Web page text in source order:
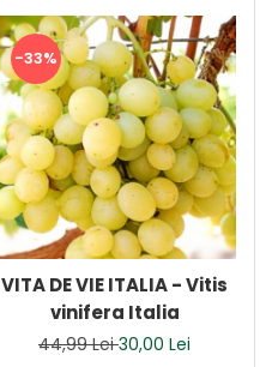
-33%
VITA DE VIE ITALIA - Vitis
vinifera Italia
44,99 Lei30,00 Lei